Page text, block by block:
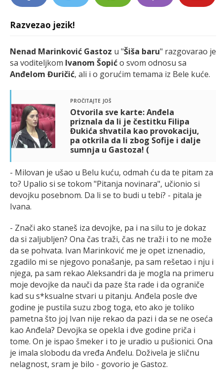
Razvezao jezik!
Nenad Marinković Gastoz u "Šiša baru" razgovarao je
sa voditeljkom Ivanom Šopićo svom odnosu sa
Anđelom Đuričić, ali i o gorućim temama iz Bele kuće.
pročitajte još
Otvorila sve karte: Anđela
priznala da li je čestitku Filipa
Đukića shvatila kao provokaciju,
pa otkrila da li zbog Sofije i dalje
sumnja u Gastoza! (
- Milovan je ušao u Belu kuću, odmah ću da te pitam za
to? Upalio si se tokom "Pitanja novinara", učionio si
devojku posebnom. Da li se to budi u tebi? - pitala je
Ivana.
- Znači ako staneš iza devojke, pa i na silu to je dokaz
da si zaljubljen? Ona čas traži, čas ne traži i to ne može
da se pohvata. Ivan Marinković me je opet iznenadio,
zgadilo mi se njegovo ponašanje, pa sam rešetao i nju i
njega, pa sam rekao Aleksandri da je mogla na primeru
moje devojke da nauči da paze šta rade i da ograniče
kad su s*ksualne stvari u pitanju. Anđela posle dve
godine je pustila suzu zbog toga, eto ako je toliko
pametna što joj Ivan nije rekao da pazi i da se ne oseća
kao Anđela? Devojka se opekla i dve godine priča i
tome. On je ispao šmeker i to je uradio u pušionici. Ona
je imala slobodu da vređa Anđelu. Doživela je sličnu
nelagnost, sram je bilo - govorio je Gastoz.